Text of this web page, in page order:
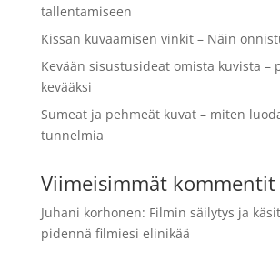
tallentamiseen
Kissan kuvaamisen vinkit – Näin
Kevään sisustusideat omista kuvista –
kevääksi
Sumeat ja pehmeät kuvat – miten
tunnelmia
Viimeisimmät kommentit
Juhani korhonen: Filmin säilytys ja
pidennä filmiesi elinikää